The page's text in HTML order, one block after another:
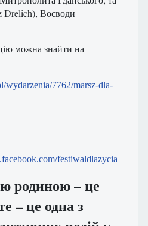
Drelich), Воєводи
можна знайти на
wydarzenia/7762/marsz-dla-
festiwaldlazycia
родиною – це
– це одна з